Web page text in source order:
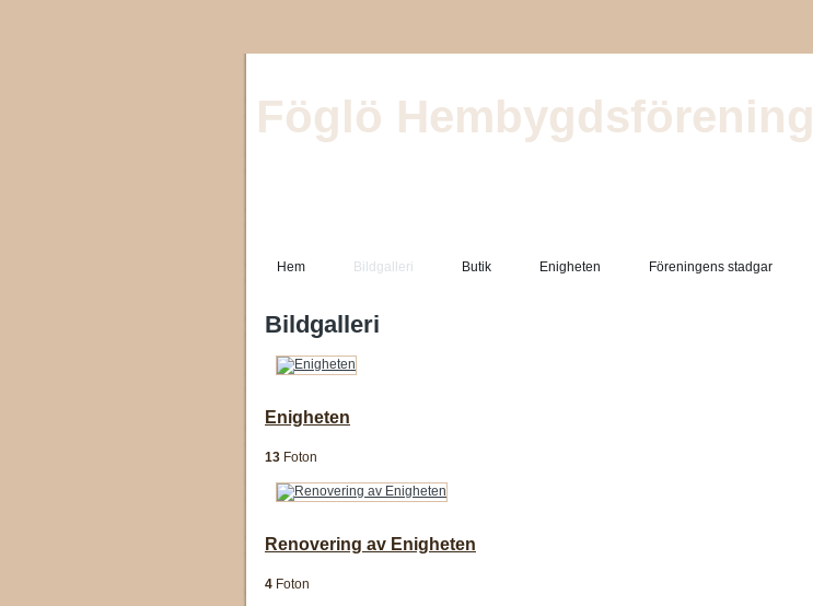
Föglö Hembygdsförening
Hem Bildgalleri Butik Enigheten Föreningens stadgar
Bildgalleri
Enigheten
13 Foton
Renovering av Enigheten
4 Foton